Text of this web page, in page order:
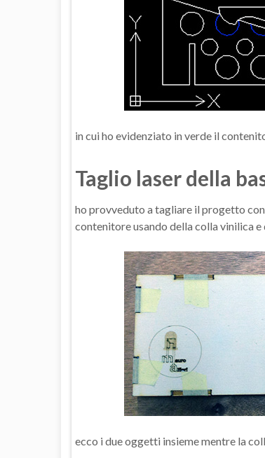
in cui ho evidenziato in verde il
Taglio laser della
ho provveduto a tagliare il progetto
contenitore usando della colla vinilica
ecco i due oggetti insieme mentre la